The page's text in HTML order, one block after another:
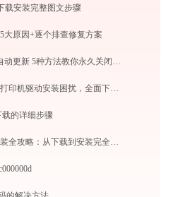
载安装完整图文步骤
大原因+逐个排查修复方案
Win10如何彻底永久关闭自动更新 5种方法教你永久关闭win10自动更新
完美解决HP DeskJet 957C打印机驱动安装困扰，全面下载安装教程
载的详细步骤
爱普生R270打印机驱动安装全攻略：从下载到安装完全教程